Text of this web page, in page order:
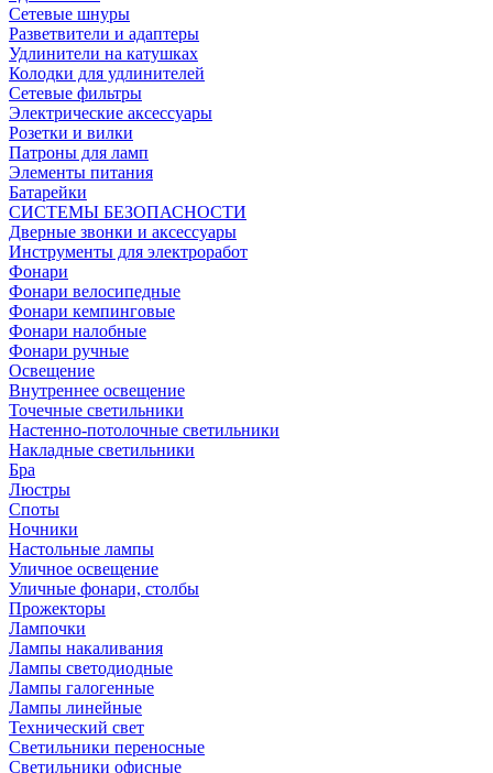
Сетевые шнуры
Разветвители и адаптеры
Удлинители на катушках
Колодки для удлинителей
Сетевые фильтры
Электрические аксессуары
Розетки и вилки
Патроны для ламп
Элементы питания
Батарейки
СИСТЕМЫ БЕЗОПАСНОСТИ
Дверные звонки и аксессуары
Инструменты для электроработ
Фонари
Фонари велосипедные
Фонари кемпинговые
Фонари налобные
Фонари ручные
Освещение
Внутреннее освещение
Точечные светильники
Настенно-потолочные светильники
Накладные светильники
Бра
Люстры
Споты
Ночники
Настольные лампы
Уличное освещение
Уличные фонари, столбы
Прожекторы
Лампочки
Лампы накаливания
Лампы светодиодные
Лампы галогенные
Лампы линейные
Технический свет
Светильники переносные
Светильники офисные